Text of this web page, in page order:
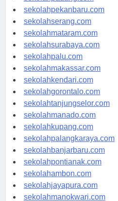
sekolahpadang.com
sekolahpekanbaru.com
sekolahserang.com
sekolahmataram.com
sekolahsurabaya.com
sekolahpalu.com
sekolahmakassar.com
sekolahkendari.com
sekolahgorontalo.com
sekolahtanjungselor.com
sekolahmanado.com
sekolahkupang.com
sekolahpalangkaraya.com
sekolahbanjarbaru.com
sekolahpontianak.com
sekolahambon.com
sekolahjayapura.com